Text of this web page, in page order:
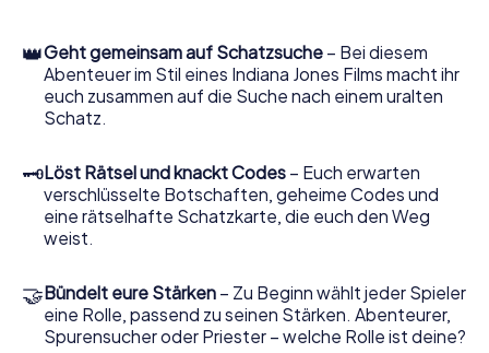
schon bald werden Sie feststellen, dass der kostbare
Schatz nur noch wenige Schritte entfernt ist.
👑Geht gemeinsam auf Schatzsuche – Bei diesem
Abenteuer im Stil eines Indiana Jones Films macht ihr
euch zusammen auf die Suche nach einem uralten
Schatz.
🗝Löst Rätsel und knackt Codes – Euch erwarten
verschlüsselte Botschaften, geheime Codes und
eine rätselhafte Schatzkarte, die euch den Weg
weist.
🤝Bündelt eure Stärken – Zu Beginn wählt jeder Spieler
eine Rolle, passend zu seinen Stärken. Abenteurer,
Spurensucher oder Priester – welche Rolle ist deine?